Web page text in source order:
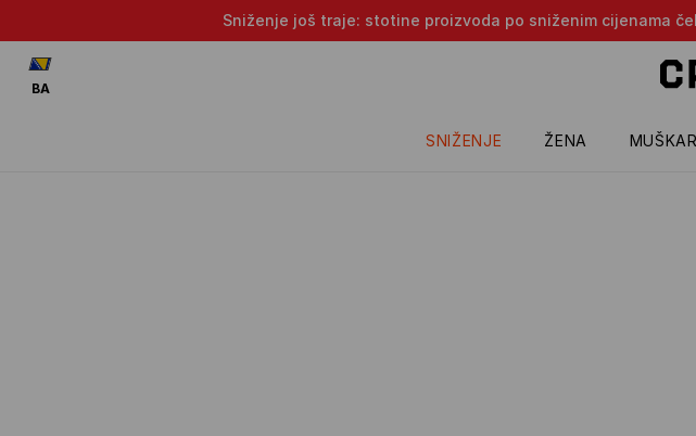
Sniženje još traje: stotine proizvoda po sniženim cijenama
SNIŽENJE ŽENA
BA